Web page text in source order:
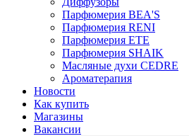
Парфюмерия BEA'S
Парфюмерия RENI
Парфюмерия ETE
Парфюмерия SHAIK
Масляные духи CEDRE
Ароматерапия
Новости
Как купить
Магазины
Вакансии